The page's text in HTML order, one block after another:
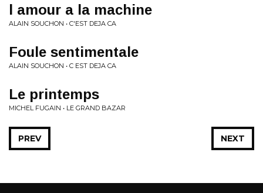
l amour a la machine
ALAIN SOUCHON • C'EST DEJA CA
Foule sentimentale
ALAIN SOUCHON • C EST DEJA CA
Le printemps
MICHEL FUGAIN • LE GRAND BAZAR
NEXT
PREV